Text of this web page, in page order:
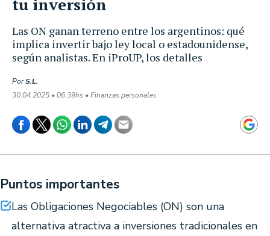
Las ON ganan terreno entre los argentinos: qué
implica invertir bajo ley local o estadounidense,
según analistas. En iProUP, los detalles
PorS.L.
30.04.2025 • 06:39hs • Finanzas personales
tu inversión
Puntos importantes
Las Obligaciones Negociables (ON) son una
alternativa atractiva a inversiones tradicionales en